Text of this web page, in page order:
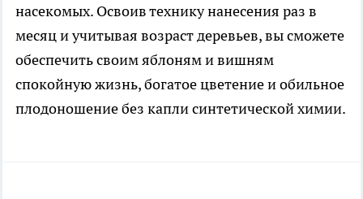
насекомых. Освоив технику нанесения раз в
месяц и учитывая возраст деревьев, вы сможете
обеспечить своим яблоням и вишням
спокойную жизнь, богатое цветение и обильное
плодоношение без капли синтетической химии.